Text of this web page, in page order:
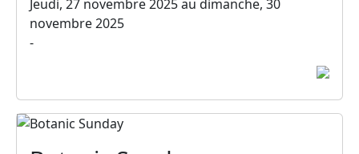
Jeudi, 27 novembre 2025 au dimanche, 30
novembre 2025
-